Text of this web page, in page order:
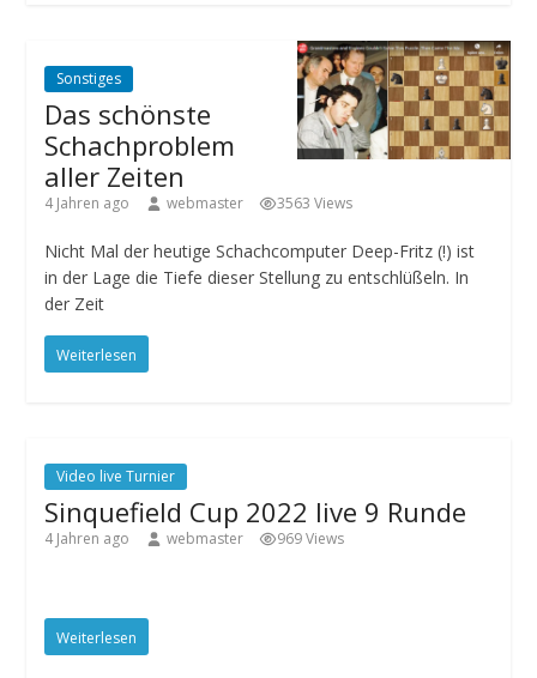
Sonstiges
Das schönste
Schachproblem
aller Zeiten
4 Jahren ago webmaster 3563 Views
Nicht Mal der heutige Schachcomputer Deep-Fritz (!) ist
in der Lage die Tiefe dieser Stellung zu entschlüßeln. In
der Zeit
Weiterlesen
Video live Turnier
Sinquefield Cup 2022 live 9 Runde
4 Jahren ago webmaster 969 Views
Weiterlesen